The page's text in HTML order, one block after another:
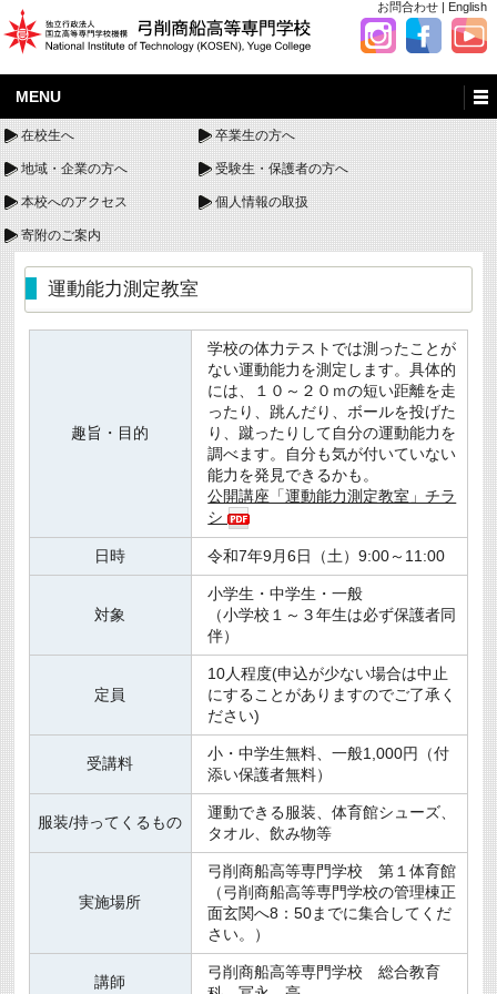
お問合わせ | English
MENU
在校生へ 卒業生の方へ
地域・企業の方へ 受験生・保護者の方へ
本校へのアクセス 個人情報の取扱
寄附のご案内
運動能力測定教室
趣旨・目的
学校の体力テストでは測ったことが
ない運動能力を測定します。具体的
には、１０～２０ｍの短い距離を走
ったり、跳んだり、ボールを投げた
り、蹴ったりして自分の運動能力を
調べます。自分も気が付いていない
能力を発見できるかも。
公開講座「運動能力測定教室」チラ
シ
日時 令和7年9月6日（土）9:00～11:00
対象
小学生・中学生・一般
（小学校１～３年生は必ず保護者同
伴）
定員
10人程度(申込が少ない場合は中止
にすることがありますのでご了承く
ださい)
受講料
小・中学生無料、一般1,000円（付
添い保護者無料）
服装/持ってくるもの
運動できる服装、体育館シューズ、
タオル、飲み物等
実施場所
弓削商船高等専門学校 第１体育館
（弓削商船高等専門学校の管理棟正
面玄関へ8：50までに集合してくだ
さい。）
講師
弓削商船高等専門学校 総合教育